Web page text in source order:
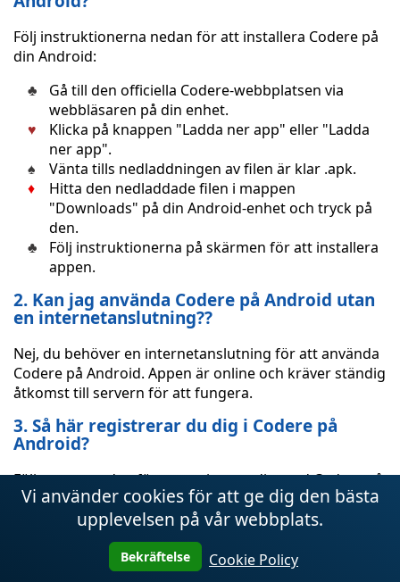
Följ instruktionerna nedan för att installera Codere på
din Android:
Gå till den officiella Codere-webbplatsen via
webbläsaren på din enhet.
Klicka på knappen "Ladda ner app" eller "Ladda
ner app".
Vänta tills nedladdningen av filen är klar .apk.
Hitta den nedladdade filen i mappen
"Downloads" på din Android-enhet och tryck på
den.
Följ instruktionerna på skärmen för att installera
appen.
2. Kan jag använda Codere på Android utan
en internetanslutning??
Nej, du behöver en internetanslutning för att använda
Codere på Android. Appen är online och kräver ständig
åtkomst till servern för att fungera.
3. Så här registrerar du dig i Codere på
Android?
Följ stegen nedan för att registrera dig med Codere på
Android:
Öppna Codere-appen på din Android-enhet.
Klicka på "Registrera" eller "Registrera" i
huvudmenyn.
Vi använder cookies för att ge dig den bästa
upplevelsen på vår webbplats.
Bekräftelse Cookie Policy